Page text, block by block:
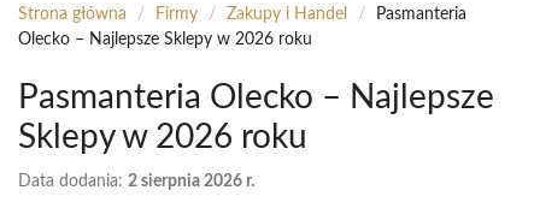
Strona główna / Firmy / Zakupy i Handel /
Pasmanteria
Olecko – Najlepsze Sklepy w 2026 roku
Pasmanteria Olecko – Najlepsze
Sklepy w 2026 roku
Data dodania: 2 sierpnia 2026 r.